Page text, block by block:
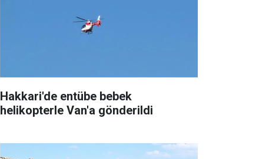
Hakkari'de entübe bebek
helikopterle Van'a gönderildi